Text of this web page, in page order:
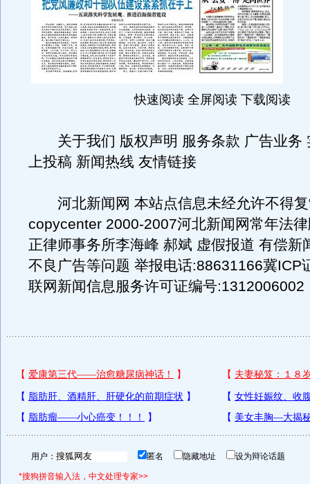
快速阅读 全屏阅读 下载阅读
关于我们 版权声明 服务条款 广告业务
上投稿 新闻热线 友情链接
河北新闻网 本站点信息未经允许不得复
copycenter 2000-2007河北新闻网常年法
正律师事务所李海峰 郝斌 虚假报道 有偿新
不良广告等问题 举报电话:88631166冀ICP
联网新闻信息服务许可证编号:1312006002
用户： 匿名 隐藏地址 设为辩论话题
*搜狗拼音输入法，中文处理专家>>